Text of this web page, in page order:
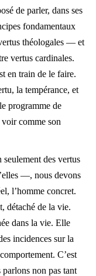
de parler, dans ses
fondamentaux
théologales — et
vertus cardinales.
en train de le faire.
la tempérance, et
programme de
comme son
des vertus
—, nous devons
l’homme concret.
détaché de la vie.
dans la vie. Elle
incidences sur la
C’est
non pas tant